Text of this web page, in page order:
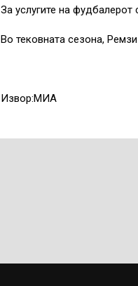
За услугите на
Во тековната сезона,
Извор:МИА